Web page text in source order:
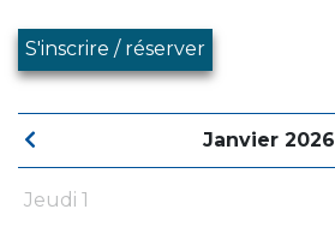
S'inscrire / réserver
Janvier 2026
Jeudi 1